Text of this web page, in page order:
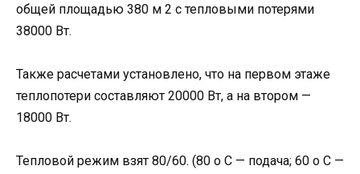
общей площадью 380 м 2 с тепловыми потерями
38000 Вт.
Также расчетами установлено, что на первом этаже
теплопотери составляют 20000 Вт, а на втором —
18000 Вт.
Тепловой режим взят 80/60. (80 о С — подача; 60 о С —